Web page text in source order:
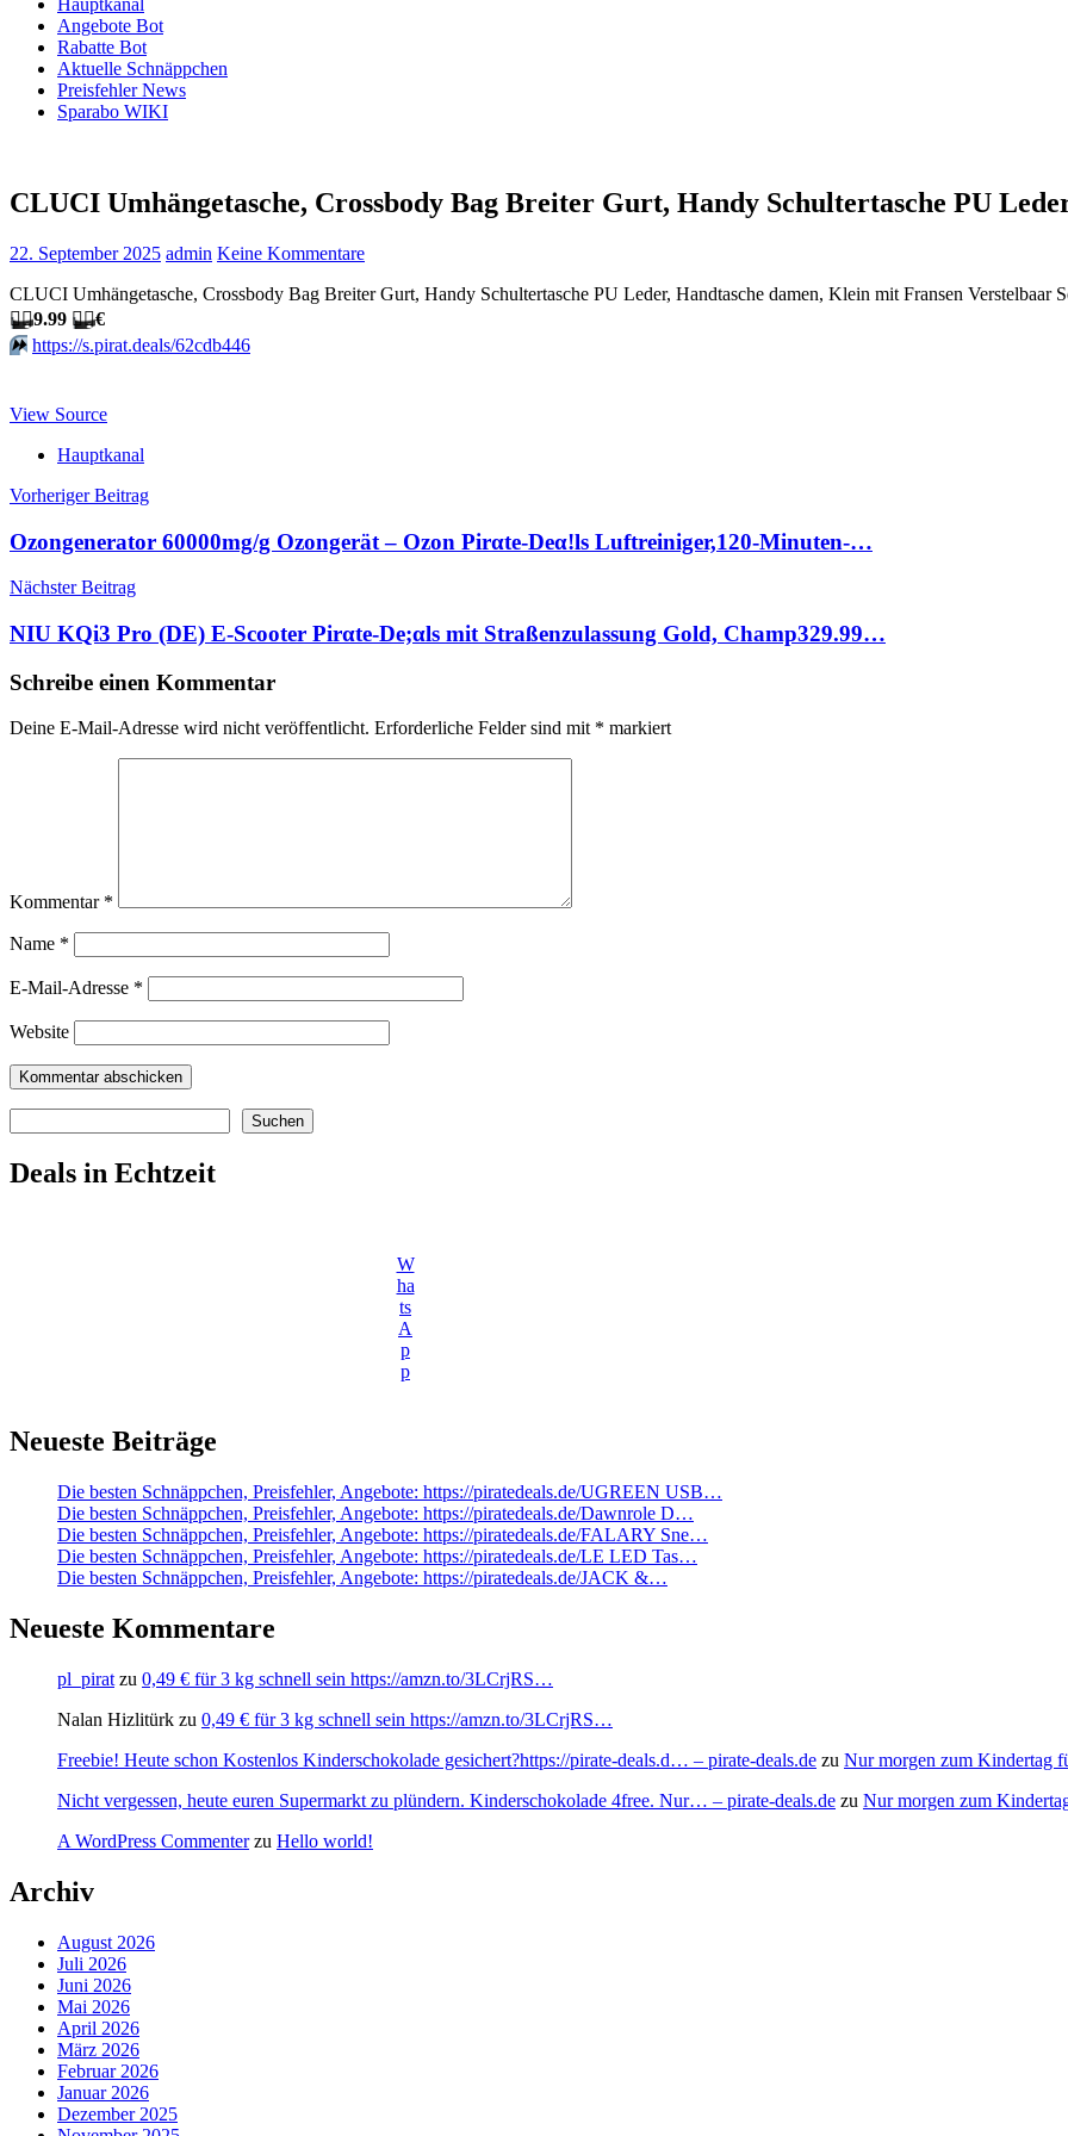
Hauptkanal
Angebote Bot
Rabatte Bot
Aktuelle Schnäppchen
Preisfehler News
Sparabo WIKI
CLUCI Umhängetasche, Crossbody Bag Breiter Gurt, Handy Schultertasche PU
22. September 2025 admin Keine Kommentare
CLUCI Umhängetasche, Crossbody Bag Breiter Gurt, Handy Schultertasche PU Leder, Handtasche damen, Klein mit Fransen Verstelbaar
🏴‍☠️9.99 🏴‍☠️€
⏩️ https://s.pirat.deals/62cdb446
View Source
Hauptkanal
Beitragsnavigation
Vorheriger Beitrag
Ozongenerator 60000mg/g Ozongerät – Ozon Pirαtе-Dеα!ls Luftreiniger,120-Minuten-…
Nächster Beitrag
NIU KQi3 Pro (DE) E-Scooter Pirαtе-Dе;αls mit Straßenzulassung Gold, Champ329.99…
Schreibe einen Kommentar
Deine E-Mail-Adresse wird nicht veröffentlicht. Erforderliche Felder sind mit * markiert
Kommentar *
Name *
E-Mail-Adresse *
Website
Suchen
Deals in Echtzeit
W
ha
ts
A
p
p
Neueste Beiträge
Die besten Schnäppchen, Preisfehler, Angebote: https://piratedeals.de/UGREEN USB…
Die besten Schnäppchen, Preisfehler, Angebote: https://piratedeals.de/Dawnrole D…
Die besten Schnäppchen, Preisfehler, Angebote: https://piratedeals.de/FALARY Sne…
Die besten Schnäppchen, Preisfehler, Angebote: https://piratedeals.de/LE LED Tas…
Die besten Schnäppchen, Preisfehler, Angebote: https://piratedeals.de/JACK &…
Neueste Kommentare
pl_pirat zu 0,49 € für 3 kg schnell sein https://amzn.to/3LCrjRS…
Nalan Hizlitürk zu 0,49 € für 3 kg schnell sein https://amzn.to/3LCrjRS…
Freebie! Heute schon Kostenlos Kinderschokolade gesichert?https://pirate-deals.d… – pirate-deals.de zu Nur morgen zum Kindertag
Nicht vergessen, heute euren Supermarkt zu plündern. Kinderschokolade 4free. Nur… – pirate-deals.de zu Nur morgen zum
A WordPress Commenterzu Hello world!
Archiv
August 2026
Juli 2026
Juni 2026
Mai 2026
April 2026
März 2026
Februar 2026
Januar 2026
Dezember 2025